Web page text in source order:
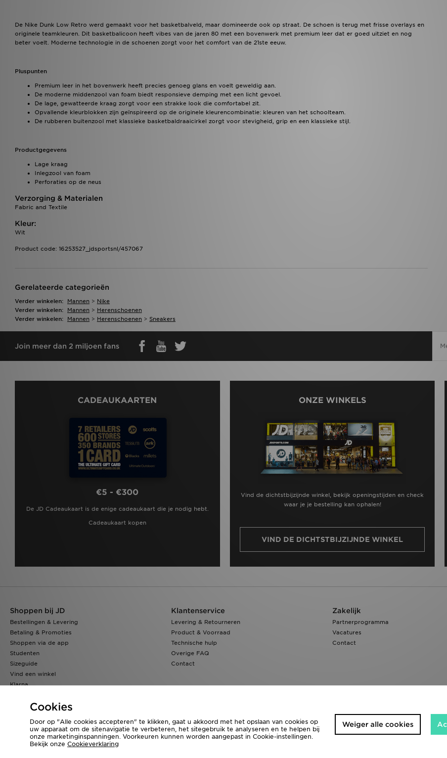
De Nike Dunk Low Retro werd gemaakt voor het basketbalveld, maar domineerde ook op straat. De schoen is terug met frisse overlays en
originele teamkleuren. Dit basketbalicoon heeft vibes van de jaren 80 met een bovenwerk met premium leer dat er goed uitziet en nog
beter voelt. Moderne technologie in de schoenen zorgt voor het comfort van de 21ste eeuw.
Pluspunten
Premium leer in het bovenwerk heeft precies genoeg glans en voelt geweldig aan.
De moderne middenzool van foam biedt responsieve demping met een licht gevoel.
De lage, gewatteerde kraag zorgt voor een strakke look die comfortabel zit.
Opvallende kleurblokken zijn geïnspireerd op de originele kleurencombinatie: kleuren van het schoolteam.
De rubberen buitenzool met klassieke basketbaldraaicirkel zorgt voor stevigheid, grip en een klassieke stijl.
Productgegevens
Lage kraag
Inlegzool van foam
Perforaties op de neus
Verzorging & Materialen
Fabric and Textile
Kleur:
Wit
Product code: 16253527_jdsportsnl/457067
Gerelateerde categorieën
Verder winkelen: Mannen > Nike
Verder winkelen:
Mannen > Herenschoenen
Verder winkelen:
Mannen > Herenschoenen > Sneakers
Join meer dan 2 miljoen fans
CADEAUKAARTEN
€5 - €300
De JD Cadeaukaart is de enige cadeaukaart die je nodig hebt.
Cadeaukaart kopen
ONZE WINKELS
Vind de dichtstbijzijnde winkel, bekijk openingstijden en check
waar je je bestelling kan ophalen!
VIND DE DICHTSTBIJZIJNDE WINKEL
Shoppen bij JD
Bestellingen & Levering
Betaling & Promoties
Shoppen via de app
Studenten
Sizeguide
Vind een winkel
Klarna
Klantenservice
Levering & Retourneren
Product & Voorraad
Technische hulp
Overige FAQ
Contact
Zakelijk
Partnerprogramma
Vacatures
Contact
Bezoek onze bedrijfswebsitewww.jdplc.com
Copyright © 2026 JD Sports Fashion Plc, alle rechten voorbehouden.
Cookies
Door op "Alle cookies accepteren" te klikken, gaat u akkoord met het opslaan van cookies op
uw apparaat om de sitenavigatie te verbeteren, het sitegebruik te analyseren en te helpen bij
onze marketinginspanningen. Voorkeuren kunnen worden aangepast in Cookie-instellingen.
Bekijk onze Cookieverklaring
Weiger alle cookies